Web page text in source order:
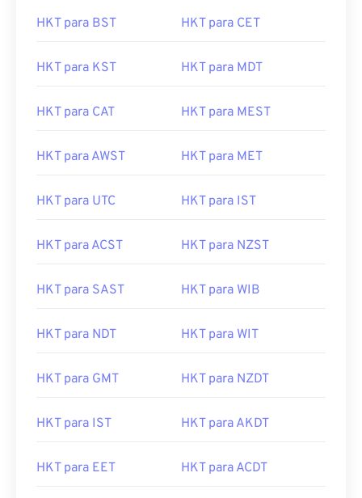
HKT para BST HKT para CET
HKT para KST HKT para MDT
HKT para CAT HKT para MEST
HKT para AWST HKT para MET
HKT para UTC HKT para IST
HKT para ACST HKT para NZST
HKT para SAST HKT para WIB
HKT para NDT HKT para WIT
HKT para GMT HKT para NZDT
HKT para IST HKT para AKDT
HKT para EET HKT para ACDT